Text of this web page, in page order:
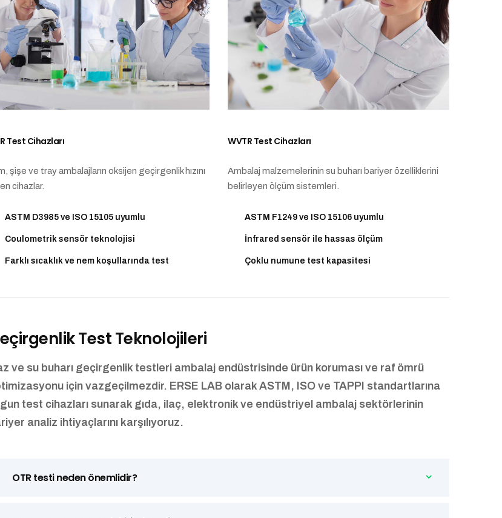
Test Cihazları
şişe ve tray ambalajların oksijen geçirgenlik hızını
cihazlar.
ASTM D3985 ve ISO 15105 uyumlu
Coulometrik sensör teknolojisi
Farklı sıcaklık ve nem koşullarında test
WVTR Test Cihazları
Ambalaj malzemelerinin su buharı bariyer özelliklerini
belirleyen ölçüm sistemleri.
ASTM F1249 ve ISO 15106 uyumlu
İnfrared sensör ile hassas ölçüm
Çoklu numune test kapasitesi
Test Teknolojileri
ve su buharı geçirgenlik testleri ambalaj endüstrisinde ürün koruması ve raf ömrü
için vazgeçilmezdir. ERSE LAB olarak ASTM, ISO ve TAPPI standartlarına
test cihazları sunarak gıda, ilaç, elektronik ve endüstriyel ambalaj sektörlerinin
analiz ihtiyaçlarını karşılıyoruz.
OTR testi neden önemlidir?